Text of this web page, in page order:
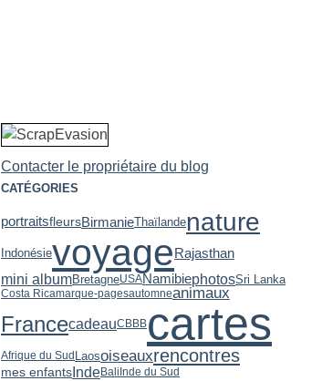
Contacter le propriétaire du blog
CATÉGORIES
portraitsfleursBirmanieThaïlandenature
IndonésievoyageRajasthan
mini albumBretagneUSANamibiephotosSri Lanka
Costa Ricamarque-pagesautomneanimaux
FrancecadeauCBBBcartes
Afrique du Sud Laosoiseauxrencontres
mes enfantsIndeBali Inde du Sud